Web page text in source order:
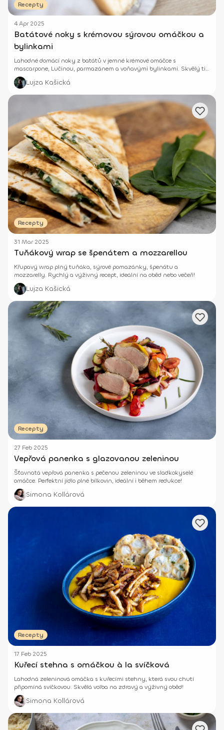
Recepty
4 Apr 2025
Batátové noky s krémovou sýrovou omáčkou a
bylinkami
Lahodné domácí noky z batátů v jemné krémové omáčce s
mascarpone, Lučinou, parmazánem a voňavými bylinkami. Skvělý tip
na sytý a výživný oběd!
Lujza Kašická
Recepty
31 Mar 2025
Tuňákový wrap se špenátem a mozzarellou
Křupavý wrap plný tuňáka, sýrové pomazánky, špenátu a
mozzarelly. Rychlý a výživný recept, ideální na oběd nebo večeři!
Lujza Kašická
Recepty
27 Feb 2025
Vepřová panenka s glazovanou zeleninou
Šťavnatá vepřová panenka s pečenou zeleninou ve sladkokyselé
omáčce. Perfektní jídlo plné bílkovin, ideální i během redukce!
Simona Kollárová
Recepty
17 Feb 2025
Kuřecí stehna s omáčkou à la svíčková
Lahodná zeleninová omáčka s kuřecími stehny, která svou chutí
připomíná svíčkovou. Skvělá volba na zdravý a výživný oběd!
Simona Kollárová